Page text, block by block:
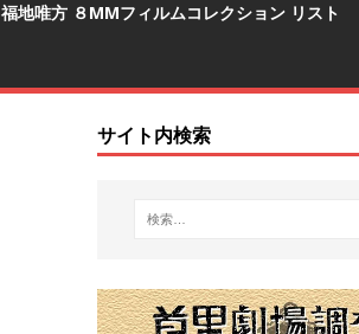
福地唯方 ８MMフィルムコレクション リスト
サイト内検索